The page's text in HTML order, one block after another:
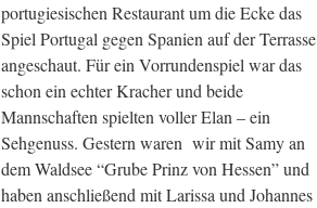
portugiesischen Restaurant um die Ecke das
Spiel Portugal gegen Spanien auf der Terrasse
angeschaut. Für ein Vorrundenspiel war das
schon ein echter Kracher und beide
Mannschaften spielten voller Elan – ein
Sehgenuss. Gestern waren wir mit Samy an
dem Waldsee “Grube Prinz von Hessen” und
haben anschließend mit Larissa und Johannes